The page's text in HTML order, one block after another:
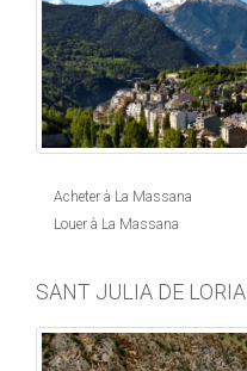
Acheter à La Massana
Louer à La Massana
SANT JULIA DE LORIA